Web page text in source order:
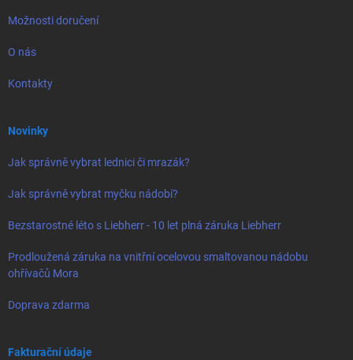
Možnosti doručení
O nás
Kontakty
Novinky
Jak správně vybrat lednici či mrazák?
Jak správně vybrat myčku nádobí?
Bezstarostné léto s Liebherr - 10 let plná záruka Liebherr
Prodloužená záruka na vnitřní ocelovou smaltovanou nádobu
ohřívačů Mora
Doprava zdarma
Fakturační údaje